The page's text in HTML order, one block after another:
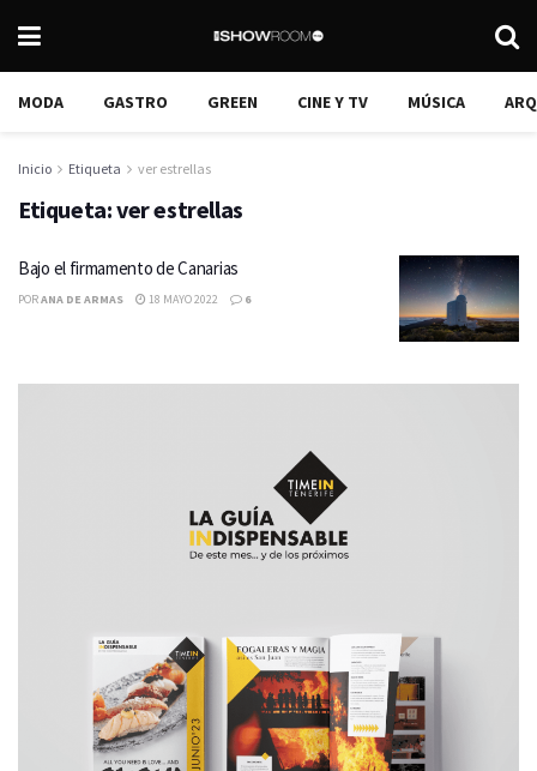
MODA GASTRO GREEN CINE Y TV MÚSICA
Inicio Etiqueta ver estrellas
Etiqueta:ver estrellas
Bajo el firmamento de Canarias
PORANA DE ARMAS 18 MAYO 2022 6